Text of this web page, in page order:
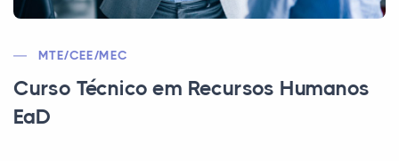
MTE/CEE/MEC
Curso Técnico em Recursos Humanos
EaD